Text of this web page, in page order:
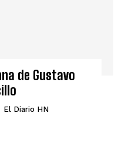
de Gustavo
El Diario HN